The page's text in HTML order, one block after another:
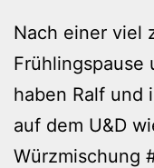
Nach einer viel
Frühlingspause
haben Ralf und
auf dem U&D
Würzmischung